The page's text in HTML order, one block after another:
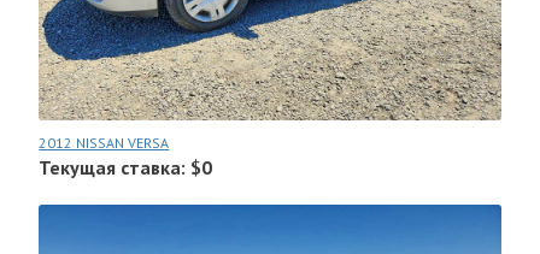
2012 NISSAN VERSA
Текущая ставка: $0